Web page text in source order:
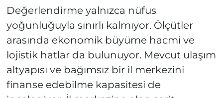
Değerlendirme yalnızca nüfus
yoğunluğuyla sınırlı kalmıyor. Ölçütler
arasında ekonomik büyüme hacmi ve
lojistik hatlar da bulunuyor. Mevcut ulaşım
altyapısı ve bağımsız bir il merkezini
finanse edebilme kapasitesi de